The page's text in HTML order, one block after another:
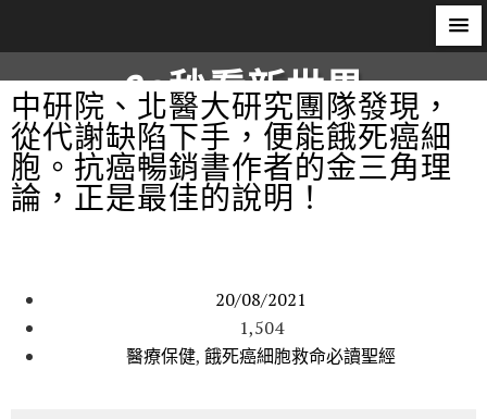
60秒看新世界
柿子文化
中研院、北醫大研究團隊發現，
從代謝缺陷下手，便能餓死癌細
胞。抗癌暢銷書作者的金三角理
論，正是最佳的說明！
20/08/2021
1,504
醫療保健, 餓死癌細胞救命必讀聖經